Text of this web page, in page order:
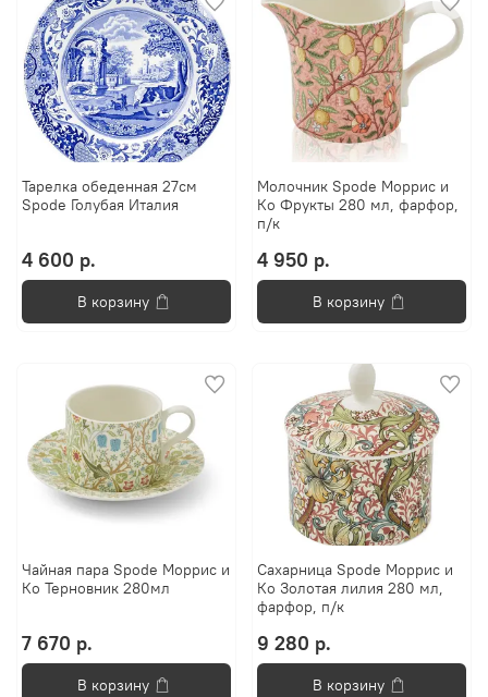
Тарелка обеденная 27см
Spode Голубая Италия
4 600 р.
В корзину
Молочник Spode Моррис и
Ко Фрукты 280 мл, фарфор,
п/к
4 950 р.
В корзину
Чайная пара Spode Моррис и
Ко Терновник 280мл
7 670 р.
В корзину
Сахарница Spode Моррис и
Ко Золотая лилия 280 мл,
фарфор, п/к
9 280 р.
В корзину